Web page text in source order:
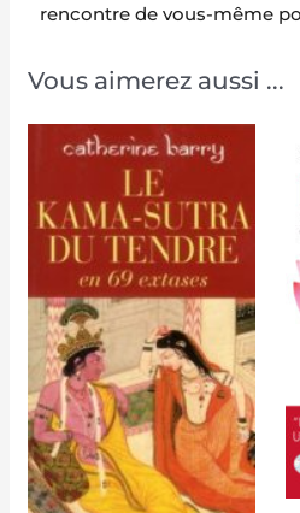
rencontre de vous-même
Vous aimerez aussi ...